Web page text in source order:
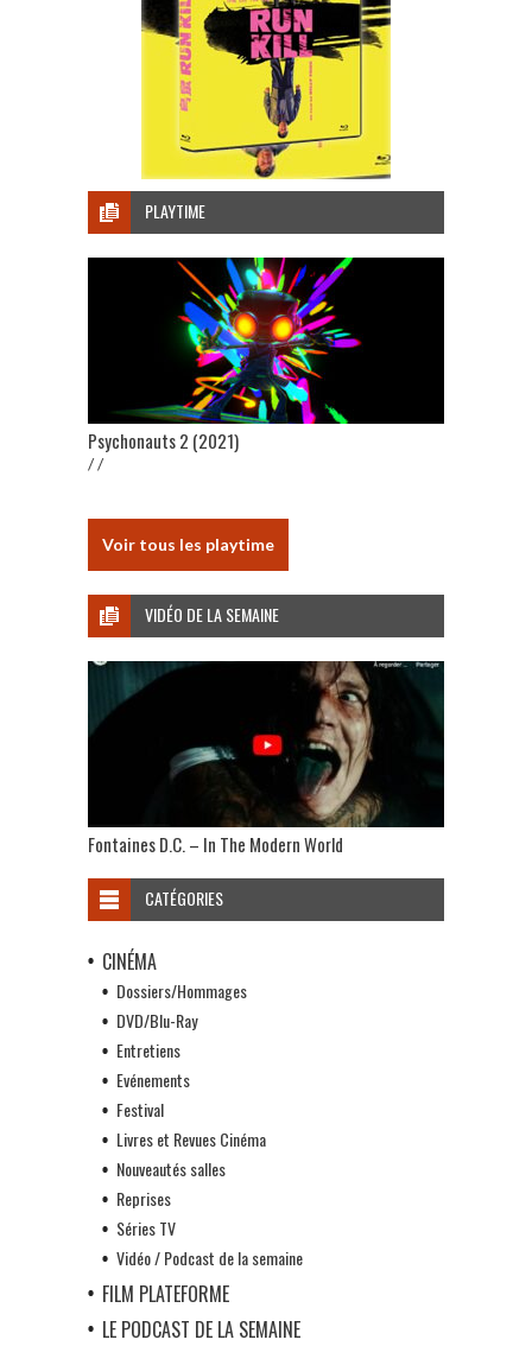
PLAYTIME
Psychonauts 2 (2021)
/ /
Voir tous les playtime
VIDÉO DE LA SEMAINE
Fontaines D.C. – In The Modern World
CATÉGORIES
CINÉMA
Dossiers/Hommages
DVD/Blu-Ray
Entretiens
Evénements
Festival
Livres et Revues Cinéma
Nouveautés salles
Reprises
Séries TV
Vidéo / Podcast de la semaine
FILM PLATEFORME
LE PODCAST DE LA SEMAINE